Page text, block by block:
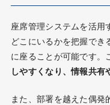
座席管理システムを活用
どこにいるかを把握でき
に座ることが可能です。
しやすくなり、情報共有
また、部署を越えた偶発